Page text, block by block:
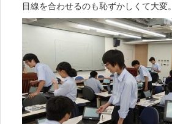
目線を合わせるのも恥ずかしくて大変。